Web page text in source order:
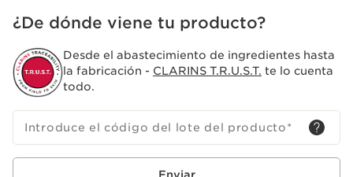
extractos de plantas, entre ellos el emblemático
para contribuir a estimular las 5 funciones vitales de la
piel.
inspirada en la ciencia de la epigenética, contribuye a
actuar sobre los signos del envejecimiento inducidos
Provenza, ayuda a reforzar la resistencia y adaptación
¿De dónde viene tu producto?
Desde el abastecimiento de ingredientes hasta
la fabricación - CLARINS T.R.U.S.T. te lo cuenta
todo.
Introduce el código del lote del producto*